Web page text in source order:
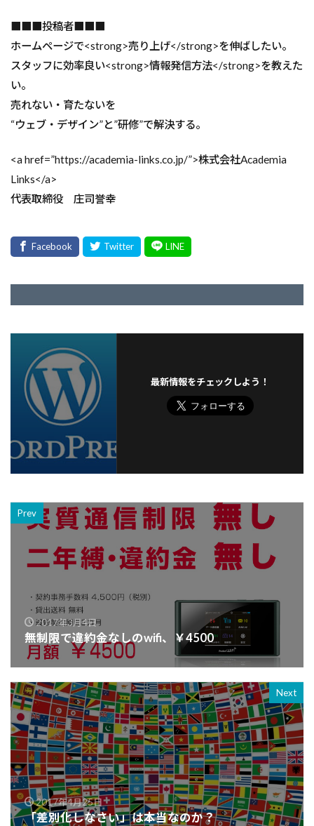
■■■投稿者■■■
ホームページで<strong>売り上げ</strong>を伸ばしたい。
スタッフに効率良い<strong>情報発信方法</strong>を教えた
い。
売れない・育たないを
“ウェブ・デザイン”と”研修”で解決する。
<a href=”https://academia-links.co.jp/”>株式会社Academia
Links</a>
代表取締役 庄司誉幸
最新情報をチェックしよう！
Prev
2017年3月4日
無制限で違約金なしのwifi、￥4500
Next
2017年4月25日
「差別化しなさい」は本当なのか？